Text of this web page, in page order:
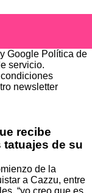
Google Política de
servicio.
newsletter
recibe
tatuajes de su
de la
a Cazzu, entre
“yo creo que es